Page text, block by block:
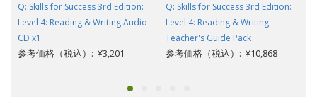
Q: Skills for Success 3rd Edition:
Level 4: Reading & Writing Audio
CD x1
参考価格（税込）: ¥3,201
Q: Skills for Success 3rd Edition:
Level 4: Reading & Writing
Teacher's Guide Pack
参考価格（税込）: ¥10,868